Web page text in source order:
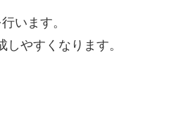
います。
やすくなります。